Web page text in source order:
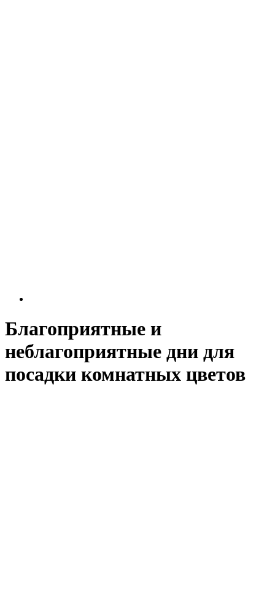
Благоприятные и
неблагоприятные дни для
посадки комнатных цветов